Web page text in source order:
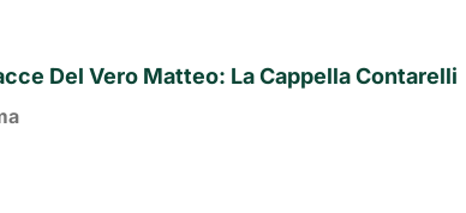
Del Vero Matteo: La Cappella Contarelli